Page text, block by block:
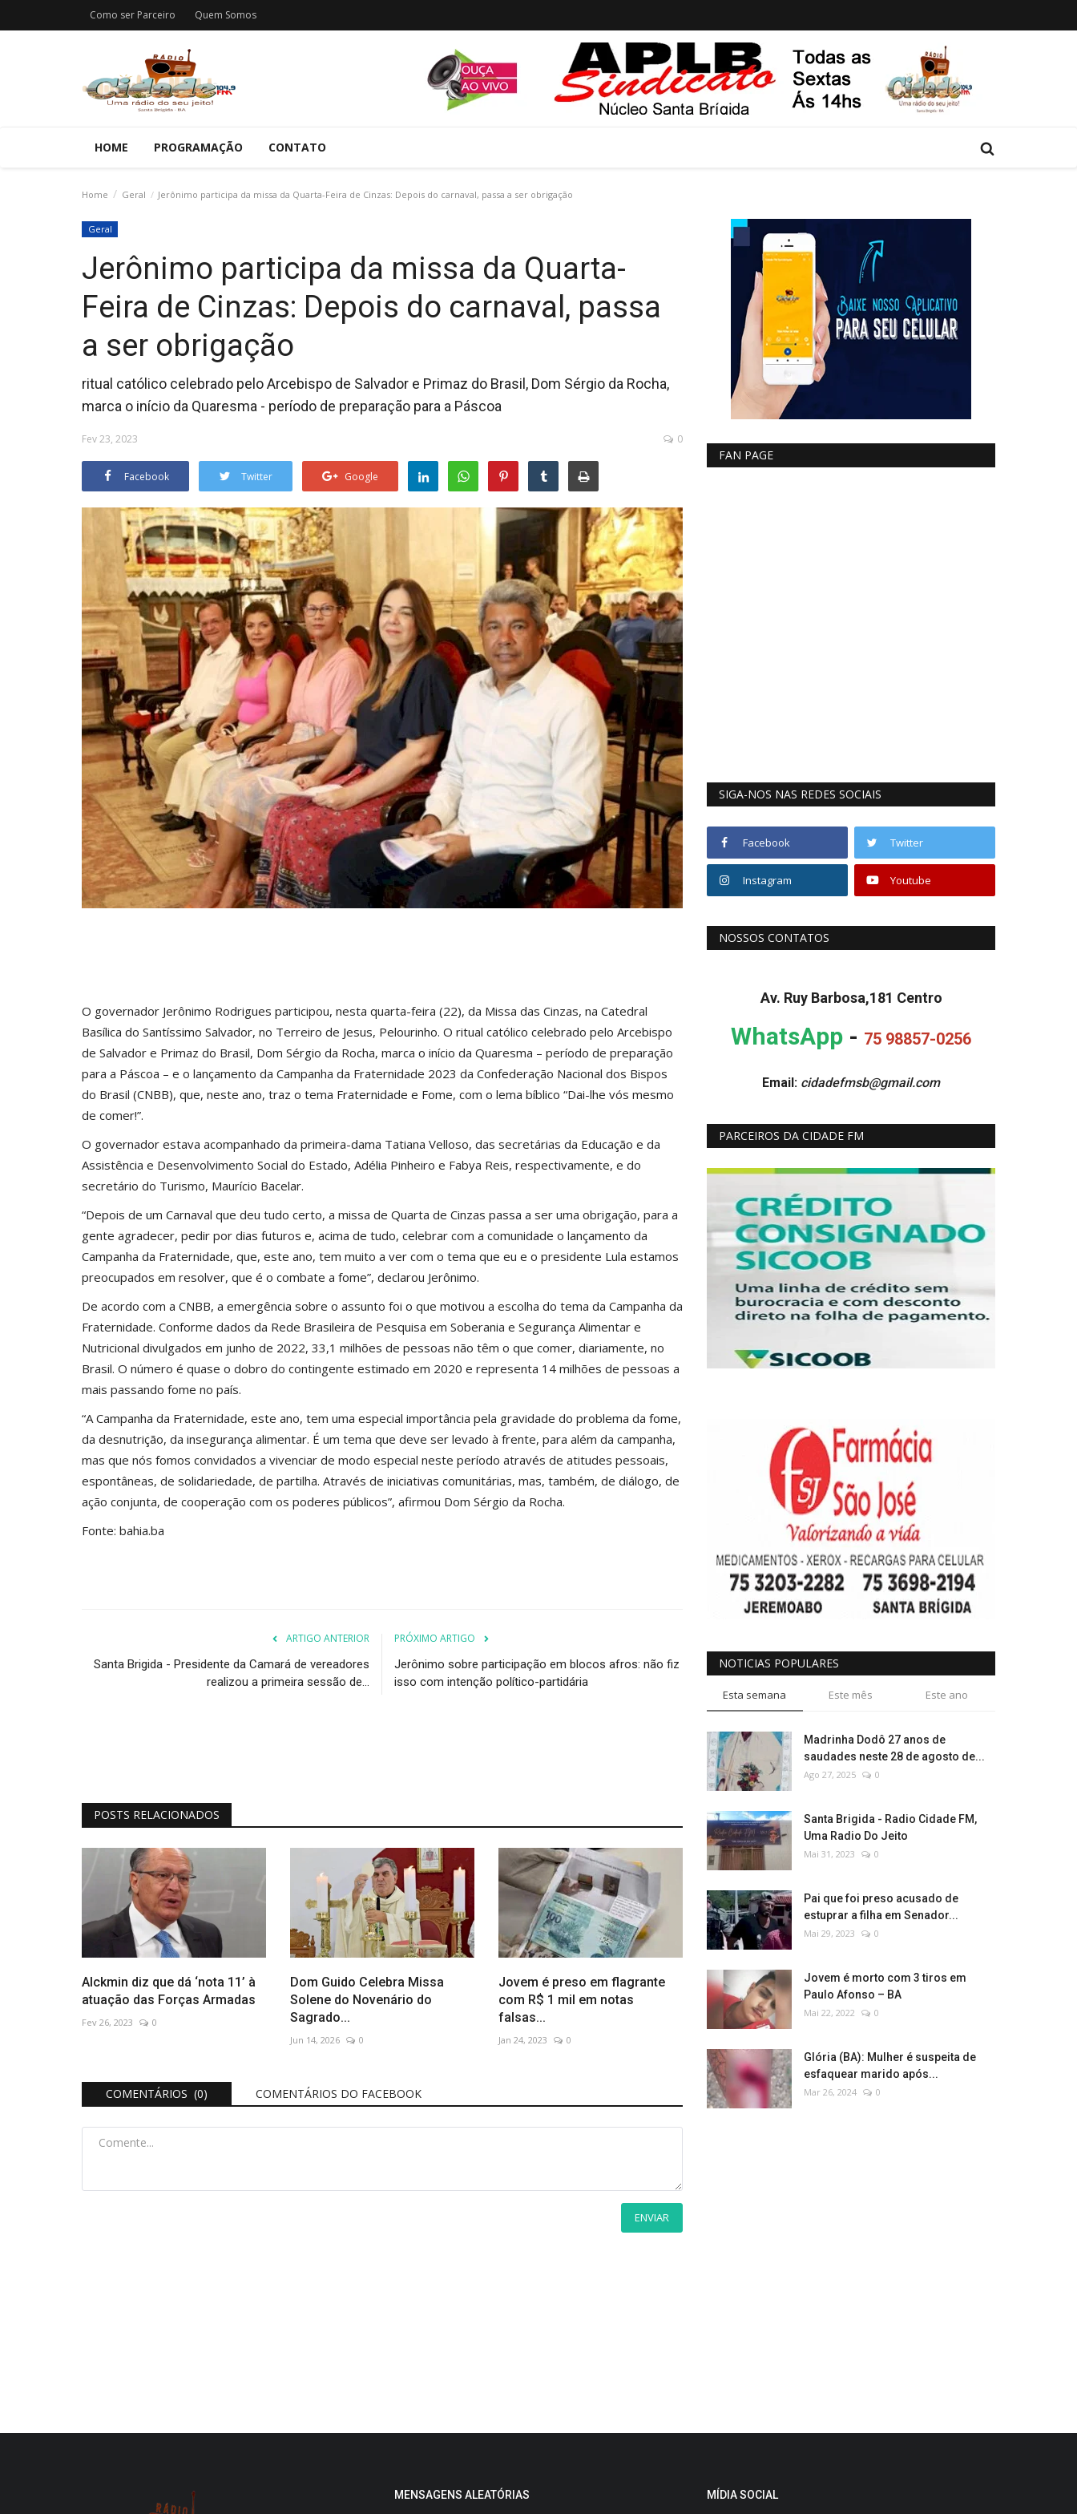
Como ser Parceiro Quem Somos
HOME PROGRAMAÇÃO CONTATO
Home Geral Jerônimo participa da missa da Quarta-Feira de Cinzas: Depois do carnaval, passa a ser obrigação
Geral
Jerônimo participa da missa da Quarta-
Feira de Cinzas: Depois do carnaval, passa
a ser obrigação
ritual católico celebrado pelo Arcebispo de Salvador e Primaz do Brasil, Dom Sérgio da Rocha,
marca o início da Quaresma - período de preparação para a Páscoa
Fev 23, 2023 0
Facebook Twitter Google
O governador Jerônimo Rodrigues participou, nesta quarta-feira (22), da Missa das Cinzas, na Catedral
Basílica do Santíssimo Salvador, no Terreiro de Jesus, Pelourinho. O ritual católico celebrado pelo Arcebispo
de Salvador e Primaz do Brasil, Dom Sérgio da Rocha, marca o início da Quaresma – período de preparação
para a Páscoa – e o lançamento da Campanha da Fraternidade 2023 da Confederação Nacional dos Bispos
do Brasil (CNBB), que, neste ano, traz o tema Fraternidade e Fome, com o lema bíblico “Dai-lhe vós mesmo
de comer!”.
O governador estava acompanhado da primeira-dama Tatiana Velloso, das secretárias da Educação e da
Assistência e Desenvolvimento Social do Estado, Adélia Pinheiro e Fabya Reis, respectivamente, e do
secretário do Turismo, Maurício Bacelar.
“Depois de um Carnaval que deu tudo certo, a missa de Quarta de Cinzas passa a ser uma obrigação, para a
gente agradecer, pedir por dias futuros e, acima de tudo, celebrar com a comunidade o lançamento da
Campanha da Fraternidade, que, este ano, tem muito a ver com o tema que eu e o presidente Lula estamos
preocupados em resolver, que é o combate a fome”, declarou Jerônimo.
De acordo com a CNBB, a emergência sobre o assunto foi o que motivou a escolha do tema da Campanha da
Fraternidade. Conforme dados da Rede Brasileira de Pesquisa em Soberania e Segurança Alimentar e
Nutricional divulgados em junho de 2022, 33,1 milhões de pessoas não têm o que comer, diariamente, no
Brasil. O número é quase o dobro do contingente estimado em 2020 e representa 14 milhões de pessoas a
mais passando fome no país.
“A Campanha da Fraternidade, este ano, tem uma especial importância pela gravidade do problema da fome,
da desnutrição, da insegurança alimentar. É um tema que deve ser levado à frente, para além da campanha,
mas que nós fomos convidados a vivenciar de modo especial neste período através de atitudes pessoais,
espontâneas, de solidariedade, de partilha. Através de iniciativas comunitárias, mas, também, de diálogo, de
ação conjunta, de cooperação com os poderes públicos”, afirmou Dom Sérgio da Rocha.
Fonte: bahia.ba
ARTIGO ANTERIOR
Santa Brigida - Presidente da Camará de vereadores
realizou a primeira sessão de...
PRÓXIMO ARTIGO
Jerônimo sobre participação em blocos afros: não fiz
isso com intenção político-partidária
POSTS RELACIONADOS
Alckmin diz que dá ‘nota 11’ à
atuação das Forças Armadas
Fev 26, 2023 0
Dom Guido Celebra Missa
Solene do Novenário do
Sagrado...
Jun 14, 2026 0
Jovem é preso em flagrante
com R$ 1 mil em notas
falsas...
Jan 24, 2023 0
COMENTÁRIOS (0) COMENTÁRIOS DO FACEBOOK
ENVIAR
FAN PAGE
SIGA-NOS NAS REDES SOCIAIS
Facebook Twitter
Instagram Youtube
NOSSOS CONTATOS
Av. Ruy Barbosa,181 Centro
WhatsApp - 75 98857-0256
Email: cidadefmsb@gmail.com
PARCEIROS DA CIDADE FM
NOTICIAS POPULARES
Esta semana Este mês Este ano
Madrinha Dodô 27 anos de
saudades neste 28 de agosto de...
Ago 27, 2025 0
Santa Brigida - Radio Cidade FM,
Uma Radio Do Jeito
Mai 31, 2023 0
Pai que foi preso acusado de
estuprar a filha em Senador...
Mai 29, 2023 0
Jovem é morto com 3 tiros em
Paulo Afonso – BA
Mai 22, 2022 0
Glória (BA): Mulher é suspeita de
esfaquear marido após...
Mar 26, 2024 0
MENSAGENS ALEATÓRIAS MÍDIA SOCIAL